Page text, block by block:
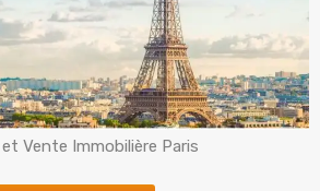
Vente Immobilière Paris